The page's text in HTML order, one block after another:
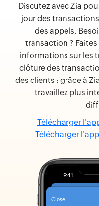
Discutez avec Zia
jour des
des appels.
transaction ? Faites
informations sur les
clôture des
des clients : grâce à
travaillez plus
Télécharger
Télécharger